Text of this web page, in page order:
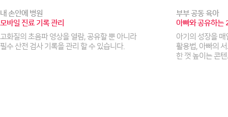
내 손안에 병원
모바일 진료 기록 관리
고화질의 초음파 영상을 열람, 공유할 뿐 아니라
필수 산전 검사 기록을 관리 할 수 있습니다.
부부 공동 육아
아빠와 공유하는
아기의 성장을
활용법, 아빠의
한 껏 높이는 콘